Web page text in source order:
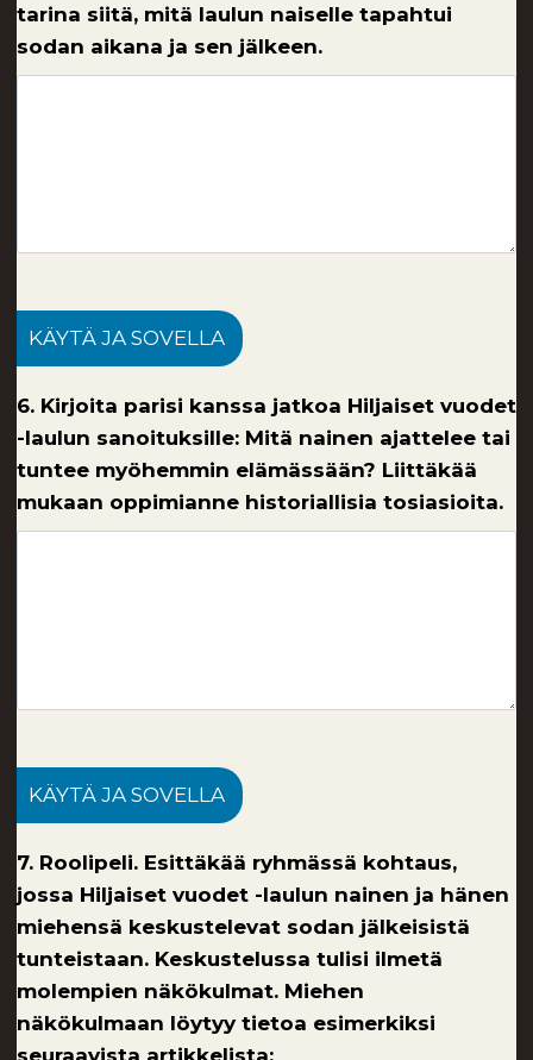
tarina siitä, mitä laulun naiselle tapahtui
sodan aikana ja sen jälkeen.
KÄYTÄ JA SOVELLA
6. Kirjoita parisi kanssa jatkoa Hiljaiset vuodet
-laulun sanoituksille: Mitä nainen ajattelee tai
tuntee myöhemmin elämässään? Liittäkää
mukaan oppimianne historiallisia tosiasioita.
KÄYTÄ JA SOVELLA
7. Roolipeli. Esittäkää ryhmässä kohtaus,
jossa Hiljaiset vuodet -laulun nainen ja hänen
miehensä keskustelevat sodan jälkeisistä
tunteistaan. Keskustelussa tulisi ilmetä
molempien näkökulmat. Miehen
näkökulmaan löytyy tietoa esimerkiksi
seuraavista artikkelista: